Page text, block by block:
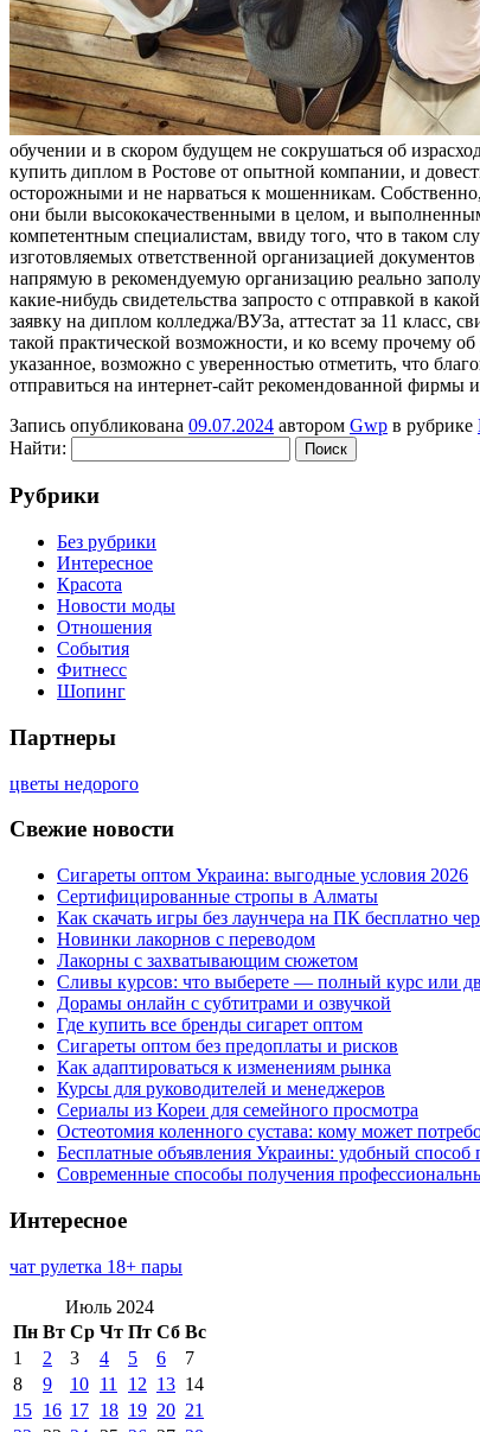
обучении и в скором будущем не сокрушаться об
купить диплом в Ростове от опытной компании, и
осторожными и не нарваться к мошенникам.
они были высококачественными в целом, и
компетентным специалистам, ввиду того, что в таком
изготовляемых ответственной организацией
напрямую в рекомендуемую организацию реально
какие-нибудь свидетельства запросто с отправкой в
заявку на диплом колледжа/ВУЗа, аттестат за 11
такой практической возможности, и ко всему прочему
указанное, возможно с уверенностью отметить, что
отправиться на интернет-сайт рекомендованной фирмы
Запись опубликована 09.07.2024 автором Gwp в рубрике
Найти:
Рубрики
Без рубрики
Интересное
Красота
Новости моды
Отношения
События
Фитнесс
Шопинг
Партнеры
цветы недорого
Свежие новости
Сигареты оптом Украина: выгодные условия 2026
Сертифицированные стропы в Алматы
Как скачать игры без лаунчера на ПК бесплатно
Новинки лакорнов с переводом
Лакорны с захватывающим сюжетом
Сливы курсов: что выберете — полный курс или
Дорамы онлайн с субтитрами и озвучкой
Где купить все бренды сигарет оптом
Сигареты оптом без предоплаты и рисков
Как адаптироваться к изменениям рынка
Курсы для руководителей и менеджеров
Сериалы из Кореи для семейного просмотра
Остеотомия коленного сустава: кому может
Бесплатные объявления Украины: удобный способ
Современные способы получения
Интересное
чат рулетка 18+ пары
Июль 2024
Пн Вт Ср Чт Пт Сб Вс
1
2 3 4 5 6
7
8
9 10 11 12 13 14
15 16 17 18 19 20 21